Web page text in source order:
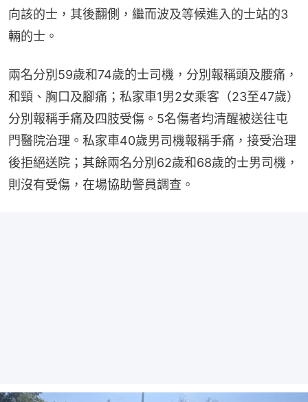
向該的士，其後翻側，繼而波及等候進入的士站的3
輛的士。
兩名分別59歲和74歲的士司機，分別報稱頭及腰痛，
和頸、胸口及腳痛；私家車1男2女乘客（23至47歲）
分別報稱手痛及四肢受傷。5名傷者均清醒被送往屯
門醫院治理。私家車40歲男司機報稱手痛，接受治理
後拒絕送院；其餘兩名分別62歲和68歲的士男司機，
則沒有受傷，在場協助警員調查。